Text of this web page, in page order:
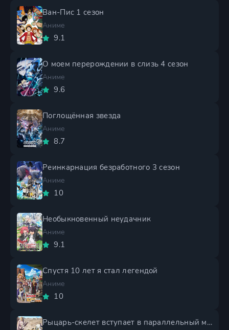
Ван-Пис 1 сезон
Аниме
9.1
О моем перерождении в слизь 4 сезон
Аниме
9.6
Поглощённая звезда
Аниме
8.7
Реинкарнация безработного 3 сезон
Аниме
10
Необыкновенный неудачник
Аниме
9.1
Спустя 10 лет я стал легендой
Аниме
10
Рыцарь-скелет вступает в параллельный мир 2 сезон